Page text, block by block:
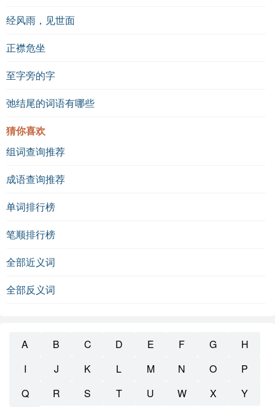
经风雨，见世面
正襟危坐
至字旁的字
弛结尾的词语有哪些
猜你喜欢
组词查询推荐
成语查询推荐
单词排行榜
笔顺排行榜
全部近义词
全部反义词
A B C D E F G
H
I
J K L M N O
P
Q
R S T U W X Y